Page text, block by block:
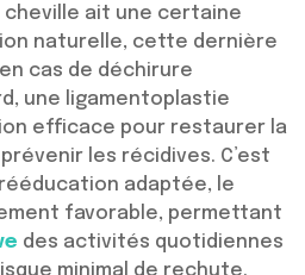
cheville ait une certaine
naturelle, cette dernière
cas de déchirure
une ligamentoplastie
efficace pour restaurer la
les récidives. C’est
adaptée, le
favorable, permettant
des activités quotidiennes